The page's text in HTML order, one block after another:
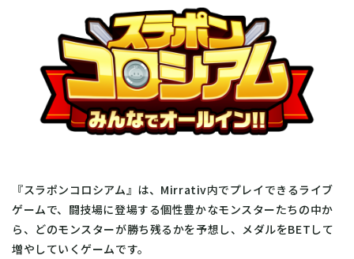
『スラポンコロシアム』は、Mirrativ内でプレイできるライブ
ゲームで、闘技場に登場する個性豊かなモンスターたちの中か
ら、どのモンスターが勝ち残るかを予想し、メダルをBETして
増やしていくゲームです。